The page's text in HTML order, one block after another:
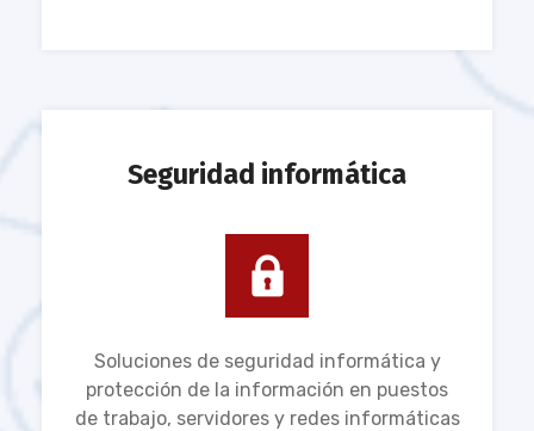
Seguridad informática
Soluciones de seguridad informática y
protección de la información en puestos
de trabajo, servidores y redes informáticas